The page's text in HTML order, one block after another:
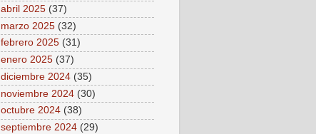
abril 2025 (37)
marzo 2025 (32)
febrero 2025 (31)
enero 2025 (37)
diciembre 2024 (35)
noviembre 2024 (30)
octubre 2024 (38)
septiembre 2024 (29)